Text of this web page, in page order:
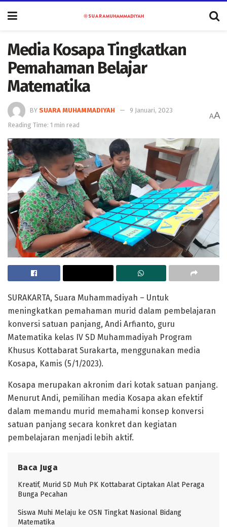
Media Kosapa Tingkatkan
Pemahaman Belajar
Matematika
BY SUARA MUHAMMADIYAH
9 Januari, 2023
Reading Time: 1 min read
AA
SURAKARTA, Suara Muhammadiyah – Untuk
meningkatkan pemahaman murid dalam pembelajaran
konversi satuan panjang, Andi Arfianto, guru
Matematika kelas IV SD Muhammadiyah Program
Khusus Kottabarat Surakarta, menggunakan media
Kosapa, Kamis (5/1/2023).
Kosapa merupakan akronim dari kotak satuan panjang.
Menurut Andi, pemilihan media Kosapa akan efektif
dalam memandu murid memahami konsep konversi
satuan panjang secara konkret dan kegiatan
pembelajaran menjadi lebih aktif.
Baca Juga
Kreatif, Murid SD Muh PK Kottabarat Ciptakan Alat Peraga
Bunga Pecahan
Siswa Muhi Melaju ke OSN Tingkat Nasional Bidang
Matematika